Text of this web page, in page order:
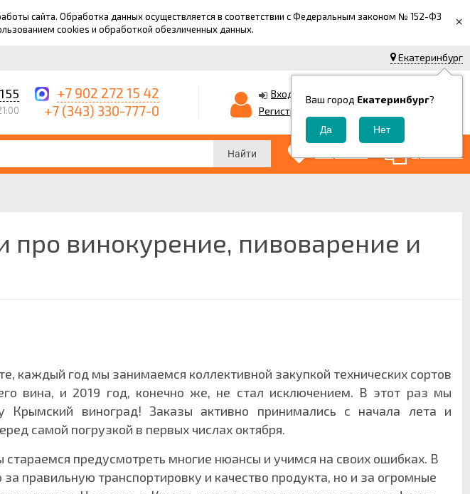
сайта. Обработка данных осуществляется в соответствии с Федеральным законом № 152-ФЗ
cookies и обработкой обезличенных данных. ×
Екатеринбург
Ваш город Екатеринбург?
+7 902 272 15 42
+7 (343) 330-777-0
Вход
Регистрация
Корзина
0
Найти Сравнение
про винокурение, пивоварение и
каждый год мы занимаемся коллективной закупкой технических сортов
вина, и 2019 год, конечно же, не стал исключением. В этот раз мы
Крымский виноград! Заказы активно принимались с начала лета и
самой погрузкой в первых числах октября.
предусмотреть многие нюансы и учимся на своих ошибках. В
правильную транспортировку и качество продукта, но и за огромные